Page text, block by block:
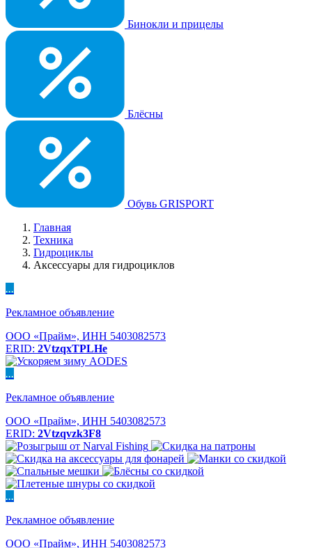
Бинокли и прицелы
Блёсны
Обувь GRISPORT
Главная
Техника
Гидроциклы
Аксессуары для гидроциклов
...
Рекламное объявление
ООО «Прайм», ИНН 5403082573
ERID: 2VtzqxTPLHe
...
Рекламное объявление
ООО «Прайм», ИНН 5403082573
ERID: 2Vtzqvzk3F8
...
Рекламное объявление
ООО «Прайм», ИНН 5403082573